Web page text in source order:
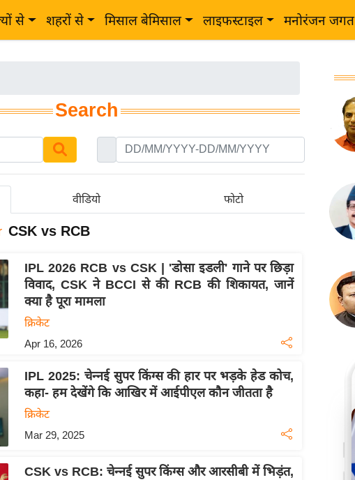
से शहरों से मिसाल बेमिसाल लाइफस्टाइल मनोरंजन जगत
Search
वीडियो फोटो
CSK vs RCB
IPL 2026 RCB vs CSK | 'डोसा इडली' गाने पर छिड़ा
विवाद, CSK ने BCCI से की RCB की शिकायत, जानें
क्या है पूरा मामला
क्रिकेट
Apr 16, 2026
IPL 2025: चेन्नई सुपर किंग्स की हार पर भड़के हेड कोच,
कहा- हम देखेंगे कि आखिर में आईपीएल कौन जीतता है
क्रिकेट
Mar 29, 2025
CSK vs RCB: चेन्नई सुपर किंग्स और आरसीबी में भिड़ंत,